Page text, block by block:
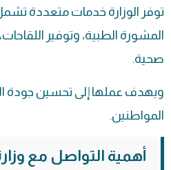
توفر الوزارة خدمات متعددة
المشورة الطبية، وتوفير
صحية.
ويهدف عملها إلى تحسين جودة
المواطنين.
أهمية التواصل مع